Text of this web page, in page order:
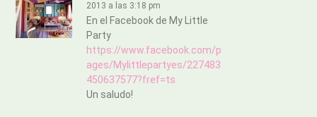
2013 a las 3:18 pm
En el Facebook de My Little
Party
https://www.facebook.com/p
ages/Mylittlepartyes/227483
450637577?fref=ts
Un saludo!